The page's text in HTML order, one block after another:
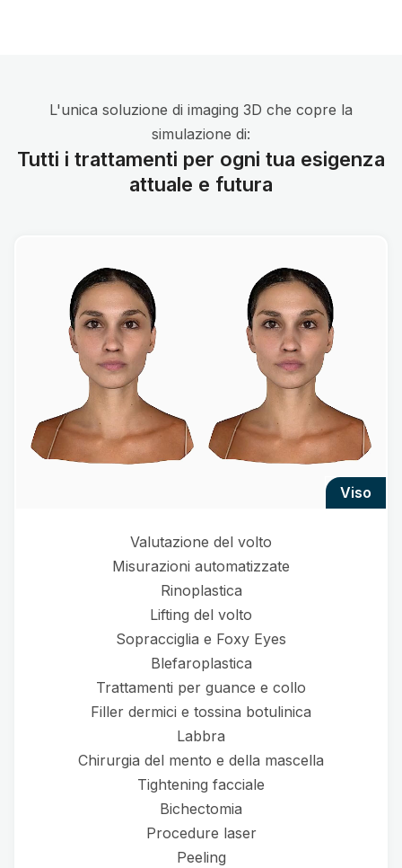
L'unica soluzione di imaging 3D che copre la
simulazione di:
Tutti i trattamenti per ogni tua esigenza
attuale e futura
viso
Valutazione del volto
Misurazioni automatizzate
Rinoplastica
Lifting del volto
Sopracciglia e Foxy Eyes
Blefaroplastica
Trattamenti per guance e collo
Filler dermici e tossina botulinica
Labbra
Chirurgia del mento e della mascella
Tightening facciale
Bichectomia
Procedure laser
Peeling